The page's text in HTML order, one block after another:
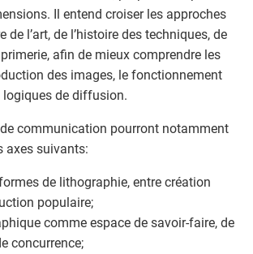
Il entend croiser les approches
de l’art, de l’histoire des techniques, de
afin de mieux comprendre les
des images, le fonctionnement
logiques de diffusion.
communication pourront notamment
axes suivants:
de lithographie, entre création
populaire;
comme espace de savoir-faire, de
concurrence;